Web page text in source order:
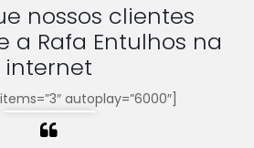
nossos clientes
a Rafa Entulhos na
internet
autoplay=”6000″]